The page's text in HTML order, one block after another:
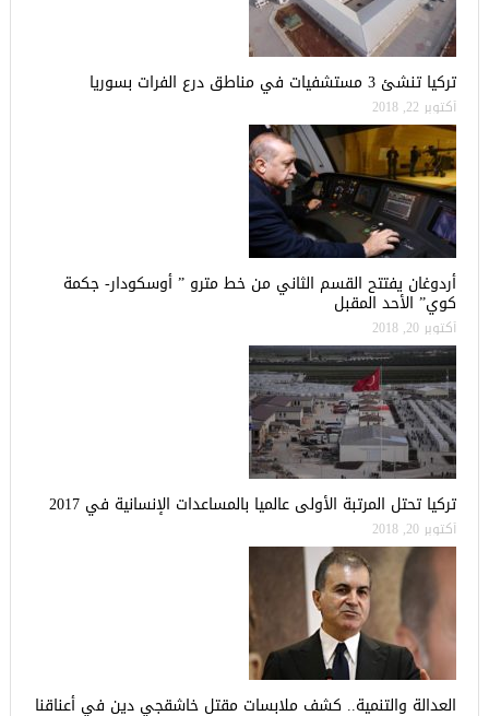
تركيا تنشئ 3 مستشفيات في مناطق درع الفرات بسوريا
أكتوبر 22, 2018
أردوغان يفتتح القسم الثاني من خط مترو ” أوسكودار- جكمة
كوي” الأحد المقبل
أكتوبر 20, 2018
تركيا تحتل المرتبة الأولى عالميا بالمساعدات الإنسانية في 2017
أكتوبر 20, 2018
العدالة والتنمية.. كشف ملابسات مقتل خاشقجي دين في أعناقنا